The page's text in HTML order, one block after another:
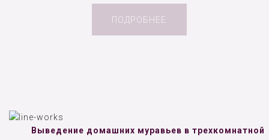
ПОДРОБНЕЕ
Выведение домашних муравьев в трехкомнатной